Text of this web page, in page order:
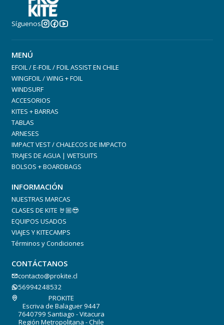
Síguenos
MENÚ
EFOIL / E-FOIL / FOIL ASSIST EN CHILE
WINGFOIL / WING + FOIL
WINDSURF
ACCESORIOS
KITES + BARRAS
TABLAS
ARNESES
IMPACT VEST / CHALECOS DE IMPACTO
TRAJES DE AGUA | WETSUITS
BOLSOS + BOARDBAGS
INFORMACIÓN
NUESTRAS MARCAS
CLASES DE KITE 🤘🏼😎
EQUIPOS USADOS
VIAJES Y KITECAMPS
Términos y Condiciones
CONTÁCTANOS
contacto@prokite.cl
56994248532
PROKITE
Escriva de Balaguer 9447
7640799 Santiago - Vitacura
Región Metropolitana - Chile